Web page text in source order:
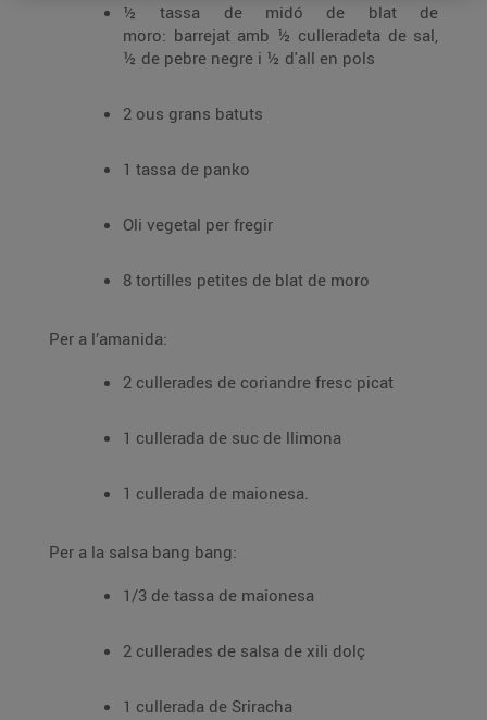
½ tassa de midó de blat de
moro: barrejat amb ½ culleradeta de sal,
½ de pebre negre i ½ d'all en pols
2 ous grans batuts
1 tassa de panko
Oli vegetal per fregir
8 tortilles petites de blat de moro
Per a l’amanida:
2 cullerades de coriandre fresc picat
1 cullerada de suc de llimona
1 cullerada de maionesa.
Per a la salsa bang bang:
1/3 de tassa de maionesa
2 cullerades de salsa de xili dolç
1 cullerada de Sriracha